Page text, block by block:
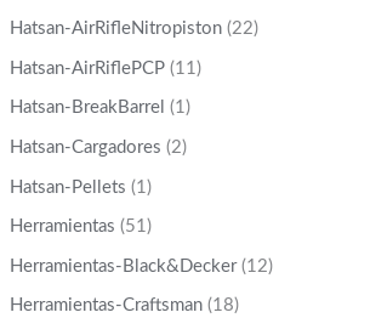
Hatsan-AirRifleNitropiston (22)
Hatsan-AirRiflePCP (11)
Hatsan-BreakBarrel (1)
Hatsan-Cargadores (2)
Hatsan-Pellets (1)
Herramientas (51)
Herramientas-Black&Decker (12)
Herramientas-Craftsman (18)